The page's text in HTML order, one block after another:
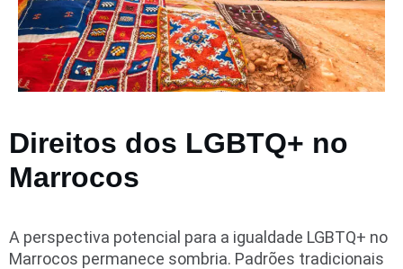
Direitos dos LGBTQ+ no
Marrocos
A perspectiva potencial para a igualdade LGBTQ+ no
Marrocos permanece sombria. Padrões tradicionais